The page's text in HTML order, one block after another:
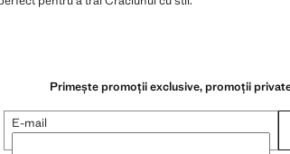
Primește promoții exclusive, promoții
E-mail